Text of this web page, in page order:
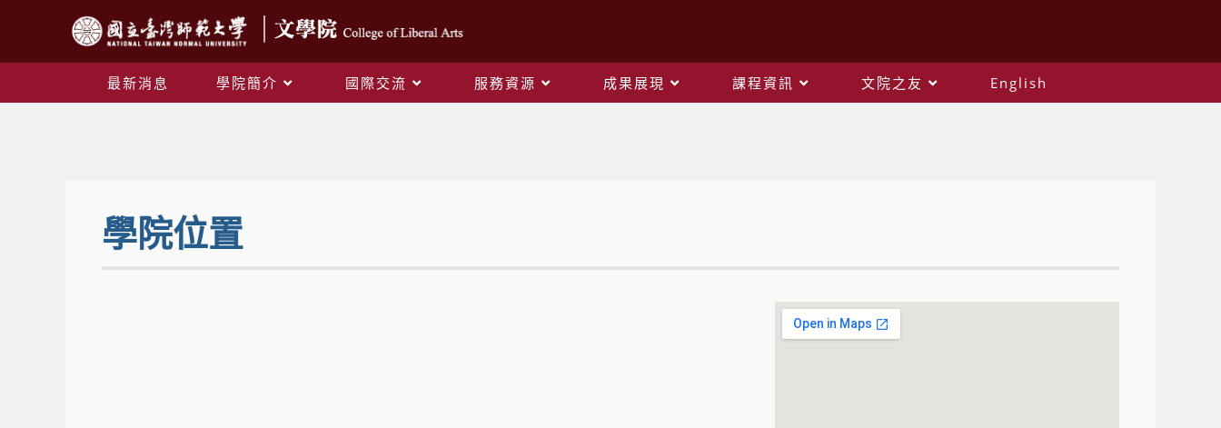
最新消息 學院簡介 國際交流 服務資源 成果展現 課程資訊 文院之友 English
學院位置